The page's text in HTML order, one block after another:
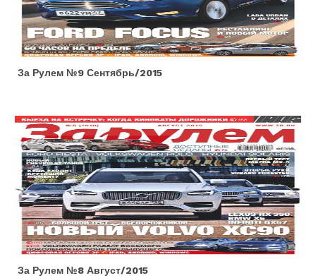
За Рулем №9 Сентябрь/2015
За Рулем №8 Август/2015